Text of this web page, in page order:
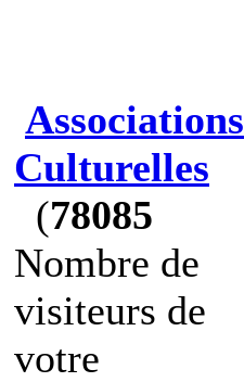
Associations
Culturelles
(78085
Nombre de
visiteurs de
votre